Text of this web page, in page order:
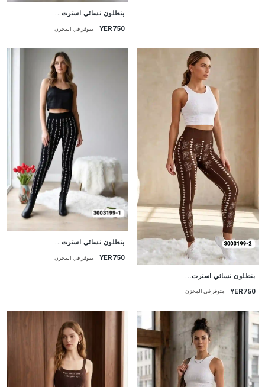
بنطلون نسائي استرت...
YER750 متوفر في المخزن
بنطلون نسائي استرت...
YER750 متوفر في المخزن
بنطلون نسائي استرت...
YER750 متوفر في المخزن